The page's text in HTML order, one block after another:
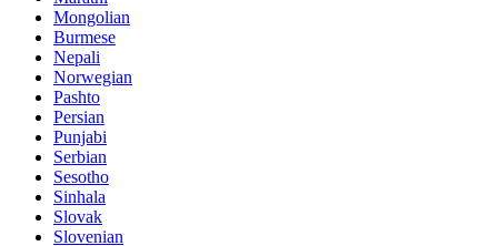
Mongolian
Burmese
Nepali
Norwegian
Pashto
Persian
Punjabi
Serbian
Sesotho
Sinhala
Slovak
Slovenian